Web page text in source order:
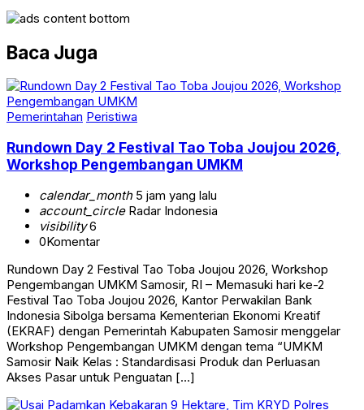
Baca Juga
Pemerintahan Peristiwa
Rundown Day 2 Festival Tao Toba Joujou 2026,
Workshop Pengembangan UMKM
calendar_month5 jam yang lalu
account_circleRadar Indonesia
visibility6
0Komentar
Rundown Day 2 Festival Tao Toba Joujou 2026, Workshop
Pengembangan UMKM Samosir, RI – Memasuki hari ke-2
Festival Tao Toba Joujou 2026, Kantor Perwakilan Bank
Indonesia Sibolga bersama Kementerian Ekonomi Kreatif
(EKRAF) dengan Pemerintah Kabupaten Samosir menggelar
Workshop Pengembangan UMKM dengan tema “UMKM
Samosir Naik Kelas : Standardisasi Produk dan Perluasan
Akses Pasar untuk Penguatan […]